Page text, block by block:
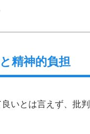
精神的負担
いとは言えず、批